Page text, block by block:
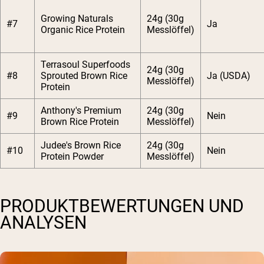
#7
Growing Naturals
Organic Rice Protein
24g (30g
Messlöffel)
Ja
#8
Terrasoul Superfoods
Sprouted Brown Rice
Protein
24g (30g
Messlöffel)
Ja (USDA)
#9
Anthony's Premium
Brown Rice Protein
24g (30g
Messlöffel)
Nein
#10
Judee's Brown Rice
Protein Powder
24g (30g
Messlöffel)
Nein
PRODUKTBEWERTUNGEN UND
ANALYSEN